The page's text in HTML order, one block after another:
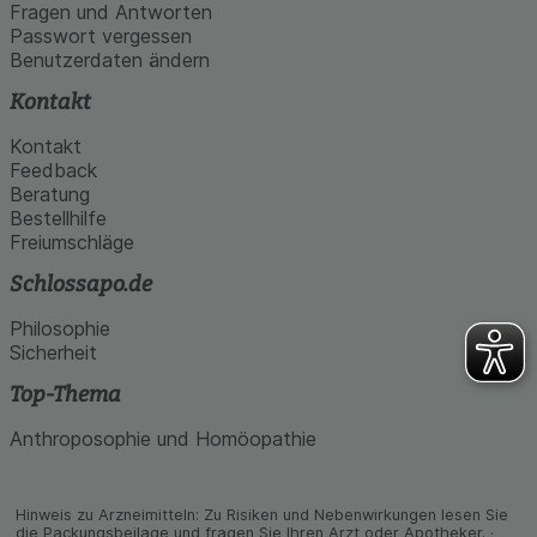
Werbung auf Drittseiten möglichst relevant für Sie
zu gestalten. Bitte beachten Sie, dass Daten
hierfür teilweise an Dritte wie z.B. Google oder
soziale Medien übertragen werden.
Fragen und Antworten
Passwort vergessen
Benutzerdaten ändern
Kontakt
Kontakt
Feedback
Beratung
Bestellhilfe
Freiumschläge
Schlossapo.de
Philosophie
Sicherheit
Top-Thema
Anthroposophie und Homöopathie
Hinweis zu Arzneimitteln: Zu Risiken und Neben­wirkungen lesen Sie
die Packungs­beilage und fragen Sie Ihren Arzt oder Apo­theker. ·